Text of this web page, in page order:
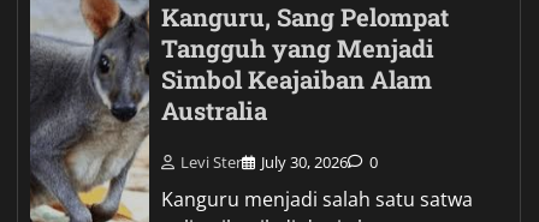
Kanguru, Sang Pelompat
Tangguh yang Menjadi
Simbol Keajaiban Alam
Australia
Levi Ster July 30, 2026 0
Kanguru menjadi salah satu satwa